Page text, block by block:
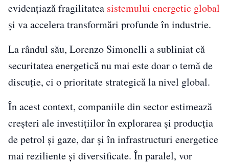
evidențiază fragilitatea sistemului energetic global
și va accelera transformări profunde în industrie.
La rândul său, Lorenzo Simonelli a subliniat că
securitatea energetică nu mai este doar o temă de
discuție, ci o prioritate strategică la nivel global.
În acest context, companiile din sector estimează
creșteri ale investițiilor în explorarea și producția
de petrol și gaze, dar și în infrastructuri energetice
mai reziliente și diversificate. În paralel, vor